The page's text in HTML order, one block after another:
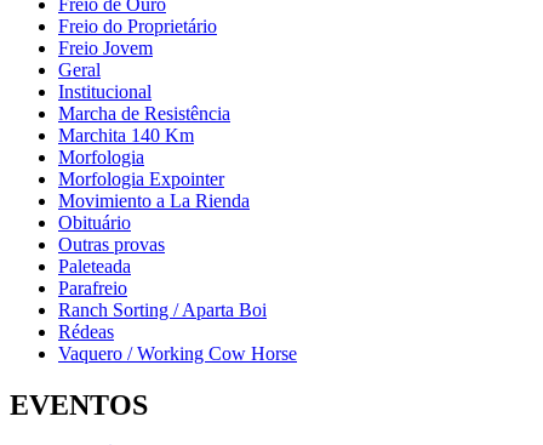
Freio de Ouro
Freio do Proprietário
Freio Jovem
Geral
Institucional
Marcha de Resistência
Marchita 140 Km
Morfologia
Morfologia Expointer
Movimiento a La Rienda
Obituário
Outras provas
Paleteada
Parafreio
Ranch Sorting / Aparta Boi
Rédeas
Vaquero / Working Cow Horse
EVENTOS